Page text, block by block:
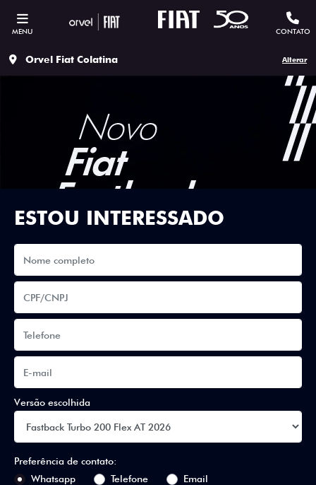
MENU CONTATO
Orvel Fiat Colatina Alterar
ESTOU INTERESSADO
Versão escolhida
Preferência de contato:
Whatsapp
Telefone Email